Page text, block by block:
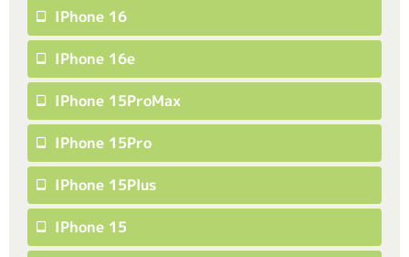
IPhone 16
IPhone 16e
IPhone 15ProMax
IPhone 15Pro
IPhone 15Plus
IPhone 15